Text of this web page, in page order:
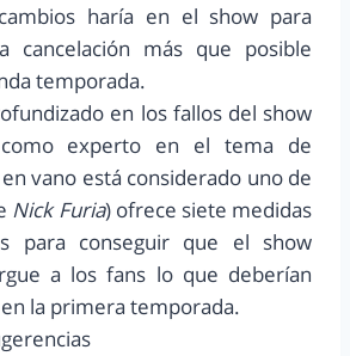
haría en el show para
cancelación más que posible
temporada.
en los fallos del show
experto en el tema de
vano está considerado uno de
Nick Furia) ofrece siete medidas
para conseguir que el show
a los fans lo que deberían
la primera temporada.